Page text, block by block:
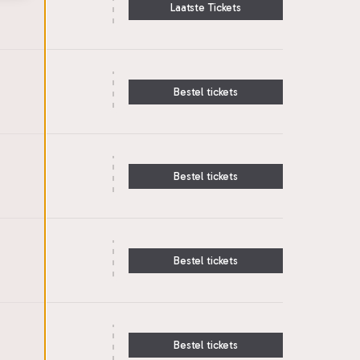
Laatste Tickets
Bestel tickets
Bestel tickets
Bestel tickets
Bestel tickets